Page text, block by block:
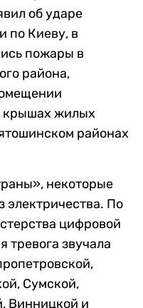
об ударе
по Киеву, в
пожары в
района,
крышах жилых
районах
некоторые
электричества. По
цифровой
тревога звучала
Сумской,
Винницкой и